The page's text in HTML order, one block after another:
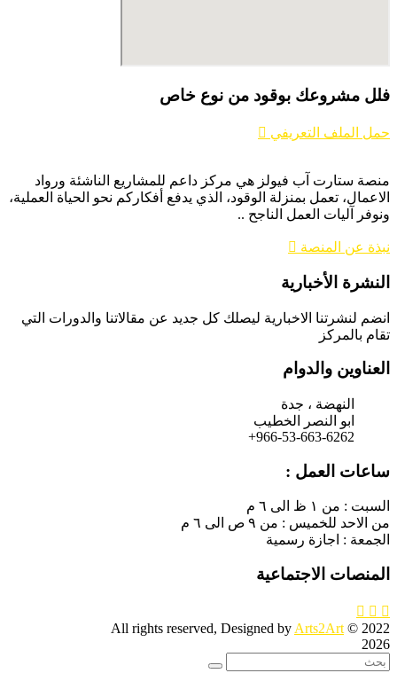
فلل مشروعك بوقود من نوع خاص
حمل الملف التعريفي
منصة ستارت آب فيولز هي مركز داعم للمشاريع الناشئة ورواد
الاعمال، تعمل بمنزلة الوقود، الذي يدفع أفكاركم نحو الحياة العملية،
ونوفر آليات العمل الناجح ..
نبذة عن المنصة
النشرة الأخبارية
انضم لنشرتنا الاخبارية ليصلك كل جديد عن مقالاتنا والدورات التي
تقام بالمركز
العناوين والدوام
النهضة ، جدة
ابو النصر الخطيب
966-53-663-6262+
ساعات العمل :
السبت : من ١ ظ الى ٦ م
من الاحد للخميس : من ٩ ص الى ٦ م
الجمعة : اجازة رسمية
المنصات الاجتماعية
2022
© All rights reserved, Designed by
Arts2Art
2026